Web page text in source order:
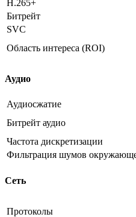
H.265+
Битрейт
SVC
Область интереса (ROI)
Аудио
Аудиосжатие
Битрейт аудио
Частота дискретизации
Фильтрация шумов
Сеть
Протоколы